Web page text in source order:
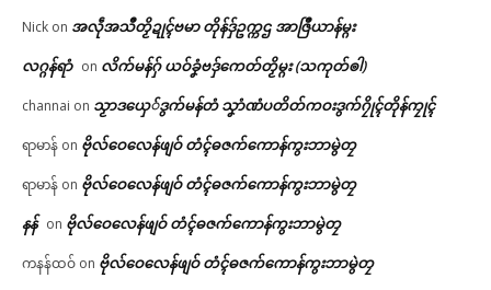
Nick on အလဵုအသဳတၟိဍုၚ်ဗမာ တိုန်ဒှ်ဥက္ကဌ အာဇြဳယာန်မ္ဂး
လဂ္ဂန်ရာံ on လိက်မန်ဂှ် ယဝ်ခၞံဗဒှ်ကေတ်တၟိမ္ဂး (သကုတ်ၜါ)
channai on သၟာဒယှေ်ဒွက်မန်တံ သၞာံဏံပတိတ်ကဝးဒွက်ဂၠိုၚ်တိုန်ကၠုၚ်
ရာမာန် on ဗိုလ်ဝေလေန်ဖျဝ် တံၚ်ဓဇက်ကောန်ကွးဘာမွဲတၠ
ရာမာန် on ဗိုလ်ဝေလေန်ဖျဝ် တံၚ်ဓဇက်ကောန်ကွးဘာမွဲတၠ
နန် on ဗိုလ်ဝေလေန်ဖျဝ် တံၚ်ဓဇက်ကောန်ကွးဘာမွဲတၠ
ကနန်ထဝ် on ဗိုလ်ဝေလေန်ဖျဝ် တံၚ်ဓဇက်ကောန်ကွးဘာမွဲတၠ